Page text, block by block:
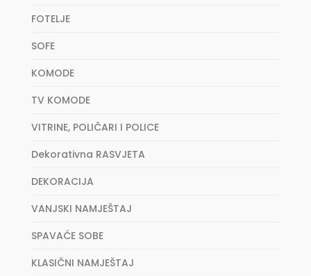
FOTELJE
SOFE
KOMODE
TV KOMODE
VITRINE, POLIČARI I POLICE
Dekorativna RASVJETA
DEKORACIJA
VANJSKI NAMJEŠTAJ
SPAVAĆE SOBE
KLASIČNI NAMJEŠTAJ